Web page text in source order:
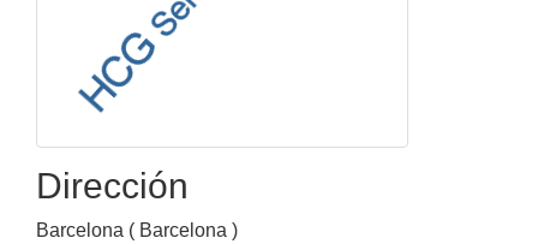
Dirección
Barcelona ( Barcelona )